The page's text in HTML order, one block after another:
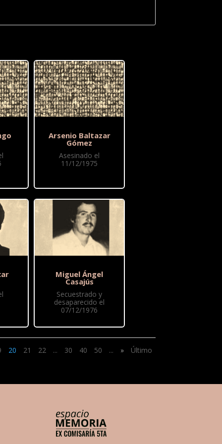
Arsenio Baltazar
Gómez
Asesinado el
11/12/1975
Miguel Ángel
Casajús
Secuestrado y
desaparecido el
07/12/1976
20 21 22 ... 30 40 50 ... » Último